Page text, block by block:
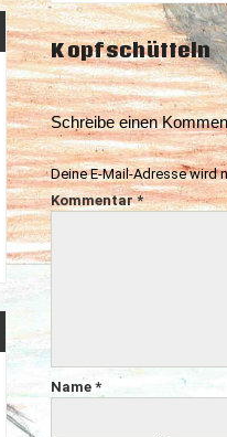
Kopfschütteln
Schreibe einen
Deine E-Mail-Adresse wird
Kommentar*
Name *